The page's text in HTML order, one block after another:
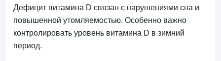
Дефицит витамина D связан с нарушениями сна и
повышенной утомляемостью. Особенно важно
контролировать уровень витамина D в зимний
период.